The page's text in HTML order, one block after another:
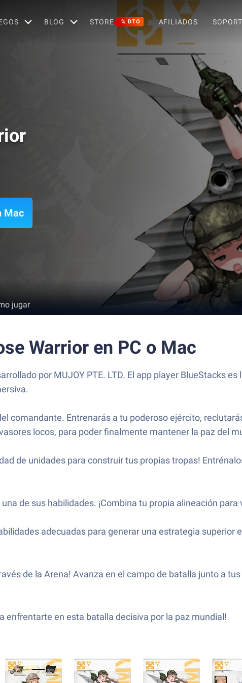
BLOG STORE % DTO AFILIADOS
Mac
jugar
Warrior en PC o Mac
por MUJOY PTE. LTD. El app player BlueStacks
comandante. Entrenarás a tu poderoso ejército,
locos, para poder finalmente mantener la paz del
de unidades para construir tus propias tropas!
de sus habilidades. ¡Combina tu propia alineación
adecuadas para generar una estrategia superior
de la Arena! Avanza en el campo de batalla junto a
enfrentarte en esta batalla decisiva por la paz mundial!